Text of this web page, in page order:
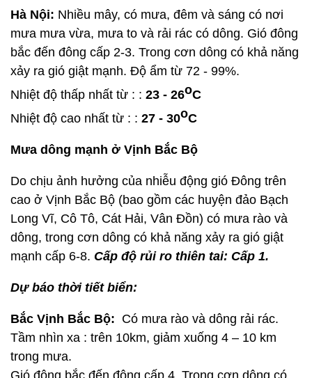
Hà Nội: Nhiều mây, có mưa, đêm và sáng có nơi
mưa mưa vừa, mưa to và rải rác có dông. Gió đông
bắc đến đông cấp 2-3. Trong cơn dông có khả năng
xảy ra gió giật mạnh. Độ ẩm từ 72 - 99%.
Nhiệt độ thấp nhất từ : : 23 - 26oC
Nhiệt độ cao nhất từ : : 27 - 30oC
Mưa dông mạnh ở Vịnh Bắc Bộ
Do chịu ảnh hưởng của nhiễu động gió Đông trên
cao ở Vịnh Bắc Bộ (bao gồm các huyện đảo Bạch
Long Vĩ, Cô Tô, Cát Hải, Vân Đồn) có mưa rào và
dông, trong cơn dông có khả năng xảy ra gió giật
mạnh cấp 6-8. Cấp độ rủi ro thiên tai: Cấp 1.
Dự báo thời tiết biển:
Bắc Vịnh Bắc Bộ: Có mưa rào và dông rải rác.
Tầm nhìn xa : trên 10km, giảm xuống 4 – 10 km
trong mưa.
Gió đông bắc đến đông cấp 4. Trong cơn dông có